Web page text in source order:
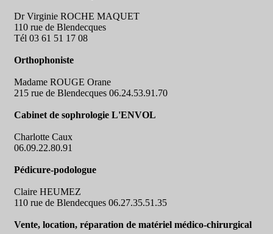
Dr Virginie ROCHE MAQUET
110 rue de Blendecques
Tél 03 61 51 17 08
Orthophoniste
Madame ROUGE Orane
215 rue de Blendecques 06.24.53.91.70
Cabinet de sophrologie L'ENVOL
Charlotte Caux
06.09.22.80.91
Pédicure-podologue
Claire HEUMEZ
110 rue de Blendecques 06.27.35.51.35
Vente, location, réparation de matériel médico-chirurgical